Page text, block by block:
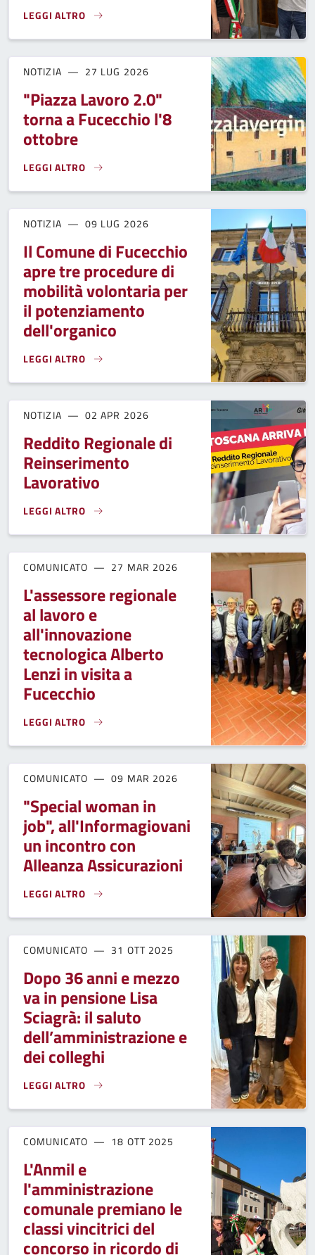
LEGGI ALTRO
DOPO TRENT'ANNI DI LAVORO, VA IN PENSIONE L'OPERAIO
NOTIZIA 27 LUG 2026
"Piazza Lavoro 2.0"
torna a Fucecchio l'8
ottobre
LEGGI ALTRO
"PIAZZA LAVORO 2.0" TORNA A FUCECCHIO L'8 OTTOBRE}
NOTIZIA 09 LUG 2026
Il Comune di Fucecchio
apre tre procedure di
mobilità volontaria per
il potenziamento
dell'organico
LEGGI ALTRO
IL COMUNE DI FUCECCHIO APRE TRE PROCEDURE DI
NOTIZIA 02 APR 2026
Reddito Regionale di
Reinserimento
Lavorativo
LEGGI ALTRO
REDDITO REGIONALE DI REINSERIMENTO LAVORATIVO}
COMUNICATO 27 MAR 2026
L'assessore regionale
al lavoro e
all'innovazione
tecnologica Alberto
Lenzi in visita a
Fucecchio
LEGGI ALTRO
L'ASSESSORE REGIONALE AL LAVORO E ALL'INNOVAZIONE
COMUNICATO 09 MAR 2026
"Special woman in
job", all'Informagiovani
un incontro con
Alleanza Assicurazioni
LEGGI ALTRO
"SPECIAL WOMAN IN JOB", ALL'INFORMAGIOVANI UN
COMUNICATO 31 OTT 2025
Dopo 36 anni e mezzo
va in pensione Lisa
Sciagrà: il saluto
dell’amministrazione e
dei colleghi
LEGGI ALTRO
DOPO 36 ANNI E MEZZO VA IN PENSIONE LISA SCIAGRÀ: IL
COMUNICATO 18 OTT 2025
L'Anmil e
l'amministrazione
comunale premiano le
classi vincitrici del
concorso in ricordo di